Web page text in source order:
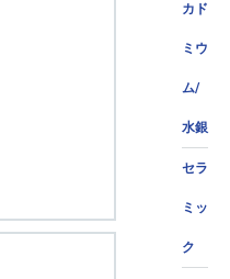
カド
ミウ
ム/
水銀
セラ
ミッ
ク